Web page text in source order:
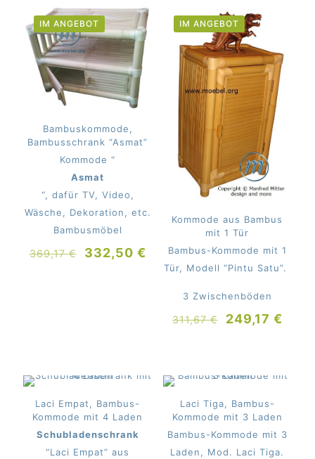
IM ANGEBOT
Bambuskommode,
Bambusschrank “Asmat”
Kommode “
Asmat
“, dafür TV, Video,
Wäsche, Dekoration, etc.
Bambusmöbel
369,17€
Ursprünglicher
332,50 € Aktueller
Preis
332,50 €.
IM ANGEBOT
Kommode aus Bambus
mit 1 Tür
Bambus-Kommode mit 1
Tür, Modell “Pintu Satu”.
3 Zwischenböden
311,67€ 249,17 €
Laci Empat, Bambus-
Kommode mit 4 Laden
Schubladenschrank
“Laci Empat” aus
Laci Tiga, Bambus-
Kommode mit 3 Laden
Bambus-Kommode mit 3
Laden, Mod. Laci Tiga.